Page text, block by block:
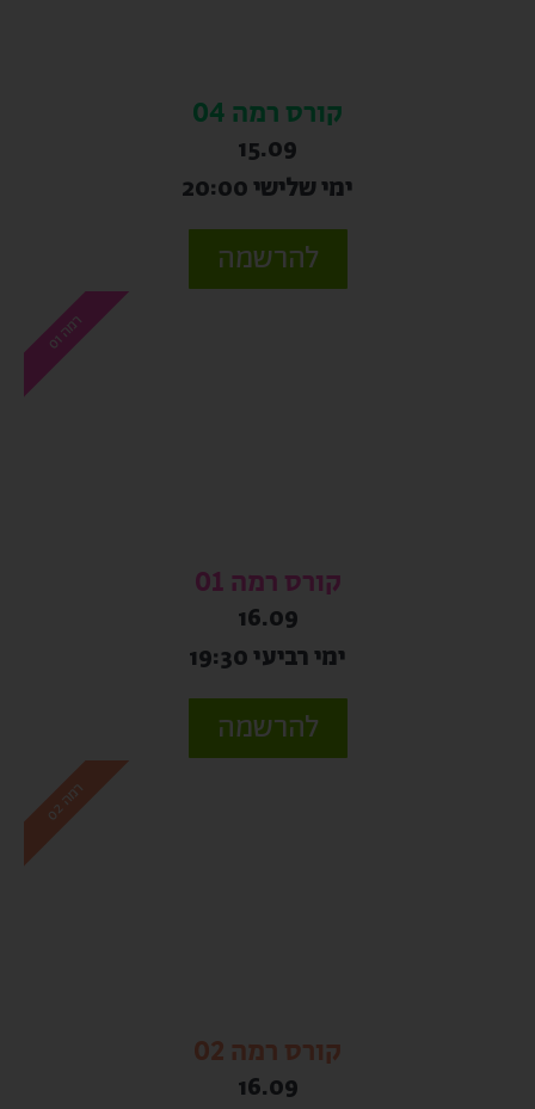
קורס רמה 04
15.09
ימי שלישי 20:00
להרשמה
קורס רמה 01
16.09
ימי רביעי 19:30
להרשמה
ר
מ
ה
0
1
קורס רמה 02
16.09
רמ
ה
02